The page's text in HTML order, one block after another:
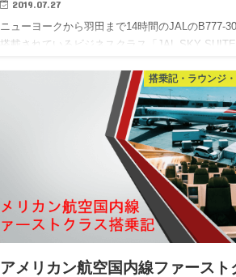
2019.07.27
ニューヨークから羽田まで14時間のJALのB777-
搭載されているビジネスクラス「JAL SKY
ルのおかげで至福の時間。 搭乗してきまし…
搭乗記・ラウンジ
アメリカン航空国内線ファースト